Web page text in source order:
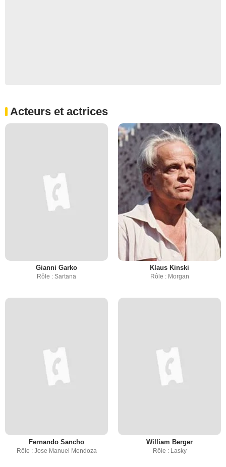
Acteurs et actrices
Gianni Garko
Rôle : Sartana
Klaus Kinski
Rôle : Morgan
Fernando Sancho
Rôle : Jose Manuel Mendoza
William Berger
Rôle : Lasky